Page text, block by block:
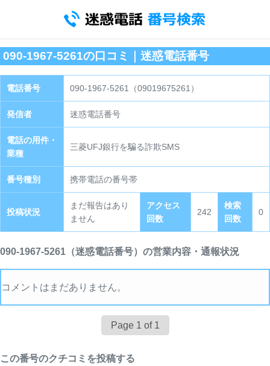
090-1967-5261の口コミ｜迷惑電話番号
電話番号 090-1967-5261（09019675261）
発信者 迷惑電話番号
電話の用件・
業種
三菱UFJ銀行を騙る詐欺SMS
番号種別 携帯電話の番号帯
投稿状況
まだ報告はあり
ません
アクセス
回数
242
検索
回数
0
090-1967-5261（迷惑電話番号）の営業内容・通報状況
コメントはまだありません。
Page 1 of 1
この番号のクチコミを投稿する